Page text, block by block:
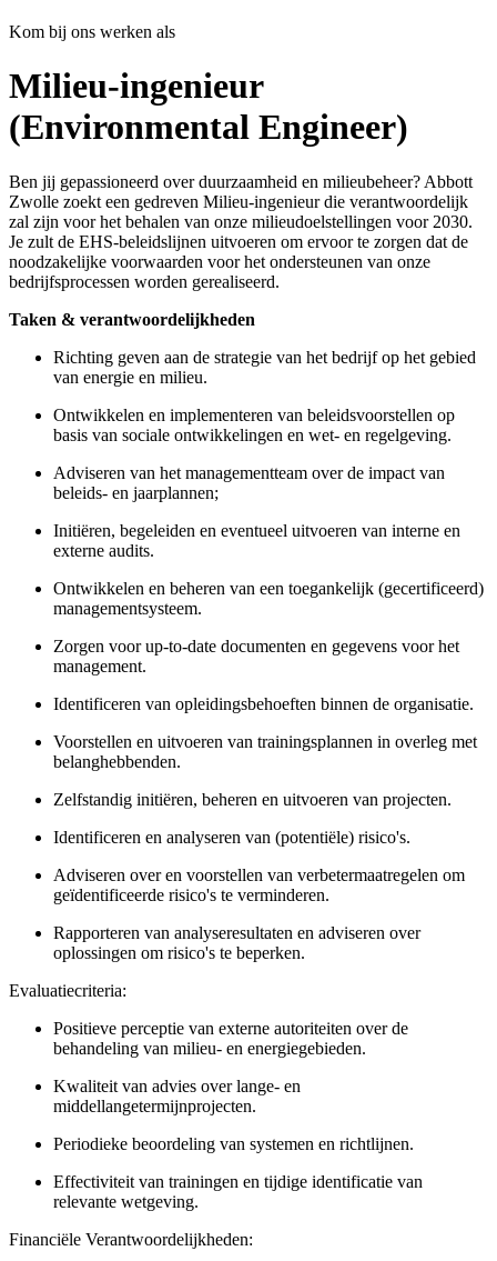
Kom bij ons werken als
Milieu-ingenieur
(Environmental Engineer)
Ben jij gepassioneerd over duurzaamheid en milieubeheer? Abbott
Zwolle zoekt een gedreven Milieu-ingenieur die verantwoordelijk
zal zijn voor het behalen van onze milieudoelstellingen voor 2030.
Je zult de EHS-beleidslijnen uitvoeren om ervoor te zorgen dat de
noodzakelijke voorwaarden voor het ondersteunen van onze
bedrijfsprocessen worden gerealiseerd.
Taken & verantwoordelijkheden
Richting geven aan de strategie van het bedrijf op het gebied
van energie en milieu.
Ontwikkelen en implementeren van beleidsvoorstellen op
basis van sociale ontwikkelingen en wet- en regelgeving.
Adviseren van het managementteam over de impact van
beleids- en jaarplannen;
Initiëren, begeleiden en eventueel uitvoeren van interne en
externe audits.
Ontwikkelen en beheren van een toegankelijk (gecertificeerd)
managementsysteem.
Zorgen voor up-to-date documenten en gegevens voor het
management.
Identificeren van opleidingsbehoeften binnen de organisatie.
Voorstellen en uitvoeren van trainingsplannen in overleg met
belanghebbenden.
Zelfstandig initiëren, beheren en uitvoeren van projecten.
Identificeren en analyseren van (potentiële) risico's.
Adviseren over en voorstellen van verbetermaatregelen om
geïdentificeerde risico's te verminderen.
Rapporteren van analyseresultaten en adviseren over
oplossingen om risico's te beperken.
Evaluatiecriteria:
Positieve perceptie van externe autoriteiten over de
behandeling van milieu- en energiegebieden.
Kwaliteit van advies over lange- en
middellangetermijnprojecten.
Periodieke beoordeling van systemen en richtlijnen.
Effectiviteit van trainingen en tijdige identificatie van
relevante wetgeving.
Financiële Verantwoordelijkheden: